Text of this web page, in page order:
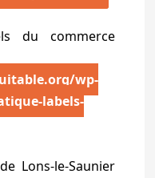
du commerce
wp-
labels-
Lons-le-Saunier